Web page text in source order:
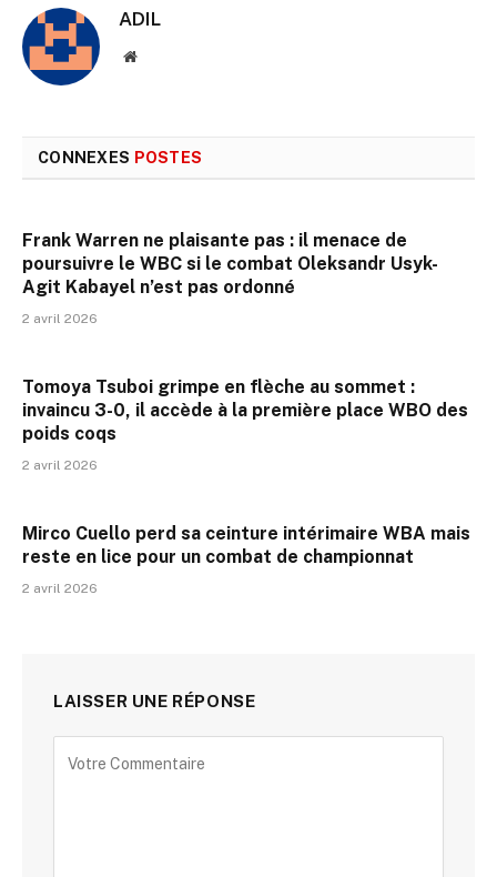
ADIL
Site
CONNEXES POSTES
Frank Warren ne plaisante pas : il menace de
poursuivre le WBC si le combat Oleksandr Usyk-
Agit Kabayel n’est pas ordonné
2 avril 2026
Tomoya Tsuboi grimpe en flèche au sommet :
invaincu 3-0, il accède à la première place WBO des
poids coqs
2 avril 2026
Mirco Cuello perd sa ceinture intérimaire WBA mais
reste en lice pour un combat de championnat
2 avril 2026
LAISSER UNE RÉPONSE